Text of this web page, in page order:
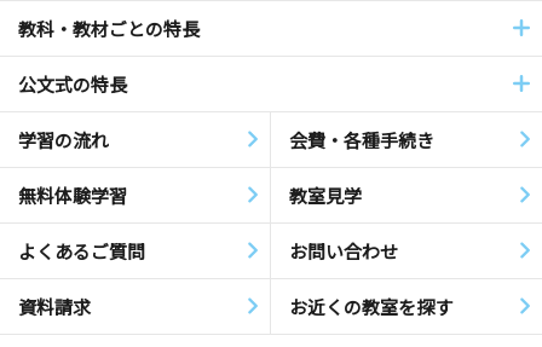
教科・教材ごとの特長
公文式の特長
学習の流れ 会費・各種手続き
無料体験学習 教室見学
よくあるご質問 お問い合わせ
資料請求 お近くの教室を探す